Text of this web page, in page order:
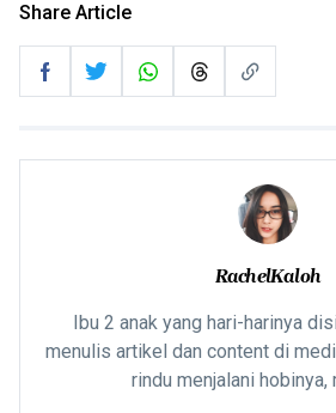
Share Article
RachelKaloh
Ibu 2 anak yang hari-harinya
menulis artikel dan content di
rindu menjalani hobinya,